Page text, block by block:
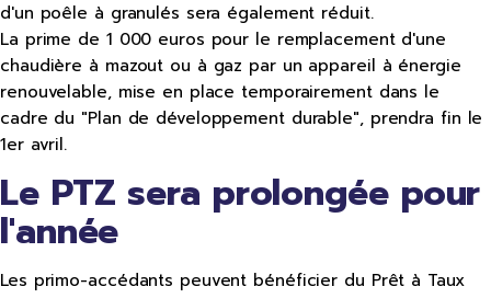
d'un poêle à granulés sera également réduit.
La prime de 1 000 euros pour le remplacement d'une
chaudière à mazout ou à gaz par un appareil à énergie
renouvelable, mise en place temporairement dans le
cadre du "Plan de développement durable", prendra fin le
1er avril.
Le PTZ sera prolongée pour
l'année
Les primo-accédants peuvent bénéficier du Prêt à Taux